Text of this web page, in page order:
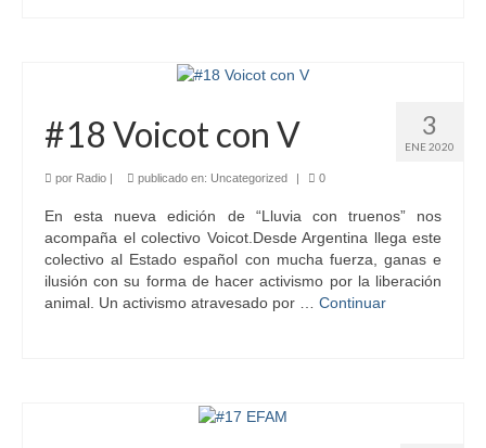
3
ENE 2020
#18 Voicot con V
por Radio publicado en: Uncategorized 0
En esta nueva edición de “Lluvia con truenos” nos
acompaña el colectivo Voicot.Desde Argentina llega este
colectivo al Estado español con mucha fuerza, ganas e
ilusión con su forma de hacer activismo por la liberación
animal. Un activismo atravesado por … Continuar